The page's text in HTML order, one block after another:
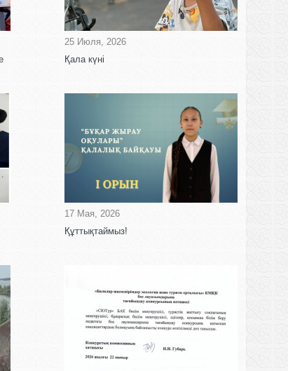
25 Июля, 2026
Қала күні
17 Мая, 2026
Құттықтаймыз!